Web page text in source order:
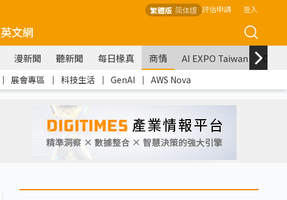
繁體版 简体版 評估申請 登入
英文網
漫新聞 聽新聞 每日椽真 商情 AI EXPO Taiwan
｜ 展會專區 ｜ 科技生活 ｜ GenAI ｜ AWS Nova